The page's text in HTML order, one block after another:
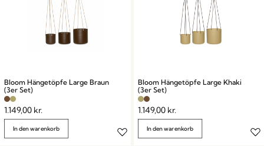
Bloom Hängetöpfe Large Braun
(3er Set)
1.149,00 kr.
In den warenkorb
Bloom Hängetöpfe Large Khaki
(3er Set)
1.149,00 kr.
In den warenkorb